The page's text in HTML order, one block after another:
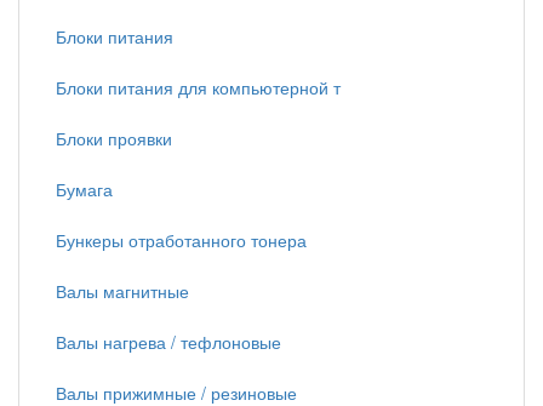
Блоки питания
Блоки питания для компьютерной т
Блоки проявки
Бумага
Бункеры отработанного тонера
Валы магнитные
Валы нагрева / тефлоновые
Валы прижимные / резиновые